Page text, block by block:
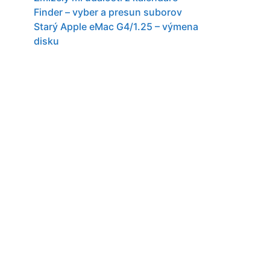
Finder – vyber a presun suborov
Starý Apple eMac G4/1.25 – výmena
disku